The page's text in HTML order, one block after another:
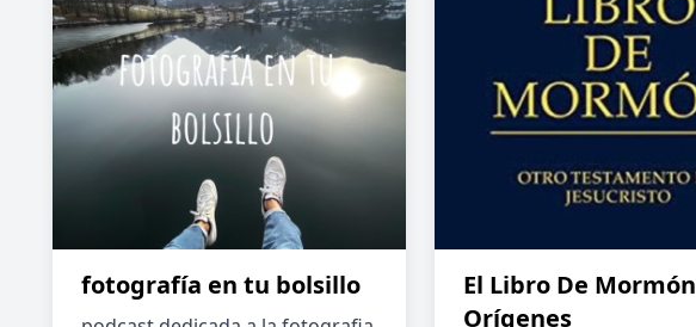
fotografía en tu bolsillo
El Libro De Mormón
Orígenes